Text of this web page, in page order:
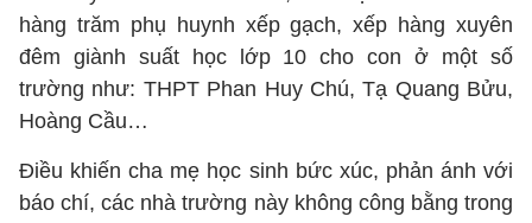
hàng trăm phụ huynh xếp gạch, xếp hàng xuyên
đêm giành suất học lớp 10 cho con ở một số
trường như: THPT Phan Huy Chú, Tạ Quang Bửu,
Hoàng Cầu…
Điều khiến cha mẹ học sinh bức xúc, phản ánh với
báo chí, các nhà trường này không công bằng trong